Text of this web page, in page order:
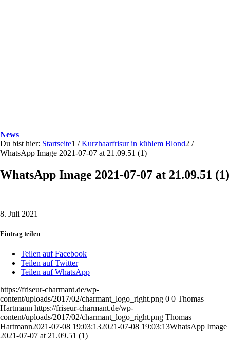
News
Du bist hier: Startseite1 / Kurzhaarfrisur in kühlem Blond2 /
WhatsApp Image 2021-07-07 at 21.09.51 (1)
WhatsApp Image 2021-07-07 at 21.09.51 (1)
8. Juli 2021
Eintrag teilen
Teilen auf Facebook
Teilen auf Twitter
Teilen auf WhatsApp
https://friseur-charmant.de/wp-
content/uploads/2017/02/charmant_logo_right.png 0 0 Thomas
Hartmann https://friseur-charmant.de/wp-
content/uploads/2017/02/charmant_logo_right.png Thomas
Hartmann2021-07-08 19:03:132021-07-08 19:03:13WhatsApp Image
2021-07-07 at 21.09.51 (1)